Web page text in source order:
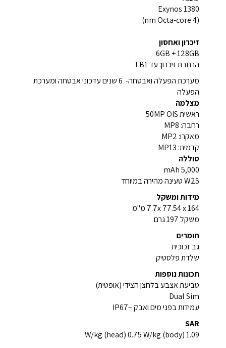
Exynos 1380
(4 nm Octa-core)
זיכרון ואחסון
6GB + 128GB
הרחבת זיכרון: עד TB1
מערכת הפעלה ואבטחה- 6 שנים עדכוני אבטחה ומערכת
הפעלה
מצלמה
ראשית 50MP OIS
רחבה: MP8
מאקרו: MP2
קדמית: MP13
סוללה
5,000 mAh
W25 טעינה מהירה במיוחד
מידות ומשקל
7.7x 77.54 x 164 מ"מ
משקל 197 גרם
חומרים
גב זכוכית
שלדת פלסטיק
תכונות נוספות
טביעת אצבע בלחצן הצידי (אופטית)
Dual Sim
עמידות בפני מים ואבק –IP67
SAR
1.09 W/kg (head) 0.75 W/kg (body)